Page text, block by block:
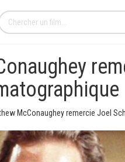
McConaughey remercie Joel